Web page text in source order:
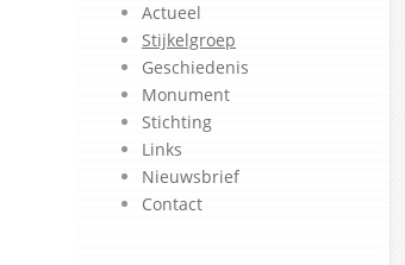
Actueel
Stijkelgroep
Geschiedenis
Monument
Stichting
Links
Nieuwsbrief
Contact